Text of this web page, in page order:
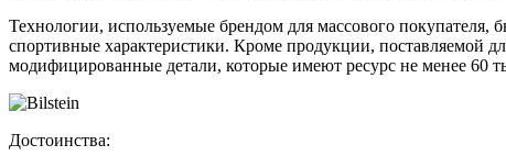
Технологии, используемые брендом для массового
спортивные характеристики. Кроме продукции, поставляемой
модифицированные детали, которые имеют ресурс не менее 60
Достоинства: